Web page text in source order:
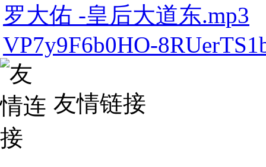
罗大佑 -皇后大道东.mp3
VP7y9F6b0HO-
友情链接